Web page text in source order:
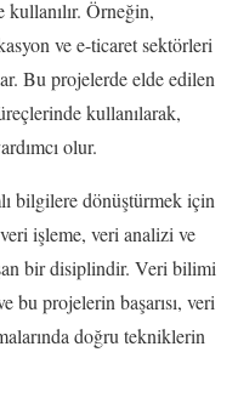
Örneğin,
ve e-ticaret sektörleri
Bu projelerde elde edilen
kullanılarak,
olur.
bilgilere dönüştürmek için
işleme, veri analizi ve
bir disiplindir. Veri bilimi
bu projelerin başarısı, veri
doğru tekniklerin